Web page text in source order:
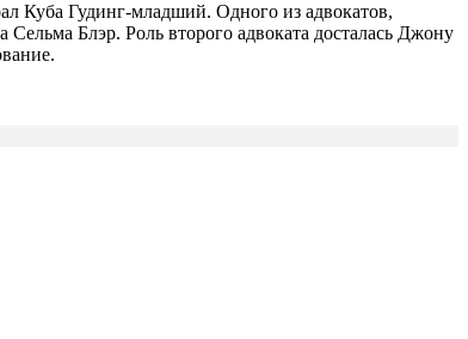
Куба Гудинг-младший. Одного из адвокатов,
Блэр. Роль второго адвоката досталась Джону